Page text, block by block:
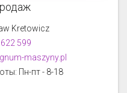
Kretowicz
599
maszyny.pl
Пн-пт - 8-18